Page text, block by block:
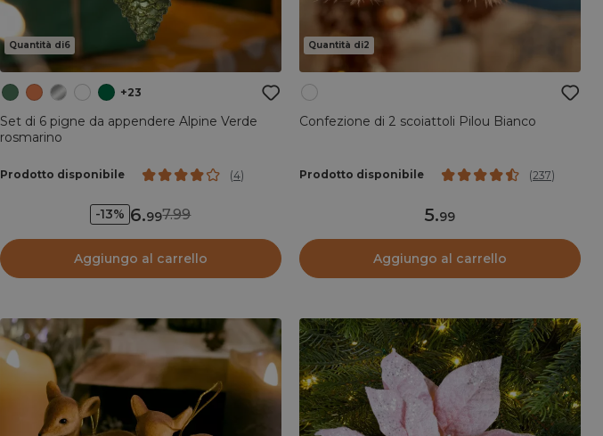
Quantità di6
+23
Set di 6 pigne da appendere Alpine Verde
rosmarino
Prodotto disponibile (4)
-13% 6.997.99
Aggiungo al carrello
Quantità di2
Confezione di 2 scoiattoli Pilou Bianco
Prodotto disponibile (237)
5.99
Aggiungo al carrello